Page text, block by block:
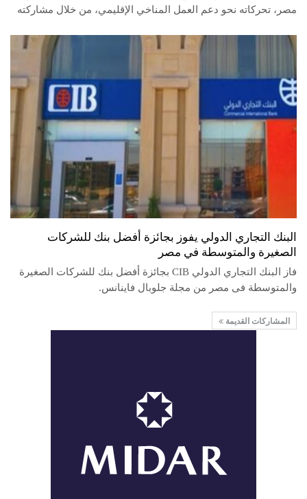
مصر، تحركاته نحو دعم العمل المناخي الإقليمي، من خلال مشاركته
البنك التجاري الدولي يفوز بجائزة أفضل بنك للشركات
الصغيرة والمتوسطة في مصر
فاز البنك التجاري الدولي CIB بجائزة أفضل بنك للشركات الصغيرة
والمتوسطة فى مصر من مجلة جلوبال فاينانس.
المشاركات القديمة